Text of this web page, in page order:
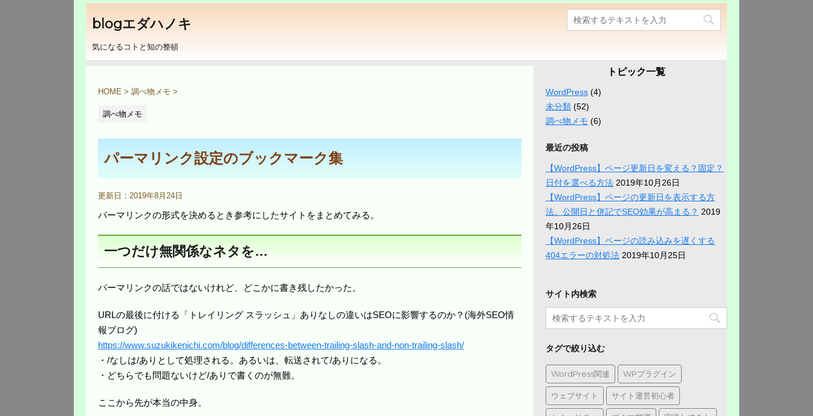
blogエダハノキ
気になるコトと知の整頓
HOME > 調べ物メモ >
調べ物メモ
パーマリンク設定のブックマーク集
更新日： 2019年8月24日
パーマリンクの形式を決めるとき参考にしたサイトをまとめてみる。
一つだけ無関係なネタを…
パーマリンクの話ではないけれど、どこかに書き残したかった。
URLの最後に付ける「トレイリング スラッシュ」ありなしの違いはSEOに影響するのか？(海外SEO情
報ブログ)
https://www.suzukikenichi.com/blog/differences-between-trailing-slash-and-non-trailing-slash/
・/なしは/ありとして処理される。あるいは、転送されて/ありになる。
・どちらでも問題ないけど/ありで書くのが無難。
ここから先が本当の中身。
トピック一覧
WordPress (4)
未分類 (52)
調べ物メモ (6)
最近の投稿
【WordPress】ページ更新日を変える？固定？
日付を選べる方法 2019年10月26日
【WordPress】ページの更新日を表示する方
法。公開日と併記でSEO効果が高まる？ 2019
年10月26日
【WordPress】ページの読み込みを遅くする
404エラーの対処法 2019年10月25日
サイト内検索
タグで絞り込む
WordPress関連 WPプラグイン
ウェブサイト サイト運営初心者